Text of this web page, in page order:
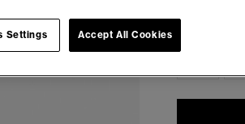
Välj Storlek:
Accept All Cookies
Settings